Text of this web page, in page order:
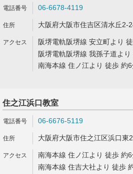
06-6678-4119
大阪府大阪市住吉区清水丘2-
阪堺電軌阪堺線 安立町より
阪堺電軌阪堺線 我孫子道よ
南海本線 住ノ江より 徒歩 約
住之江浜口教室
06-6676-5119
大阪府大阪市住之江区浜口東
南海本線 住ノ江より 徒歩 約
南海本線 住吉大社より 徒歩